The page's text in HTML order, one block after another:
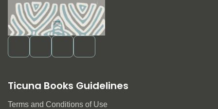
Ticuna Books Guidelines
Terms and Conditions of Use